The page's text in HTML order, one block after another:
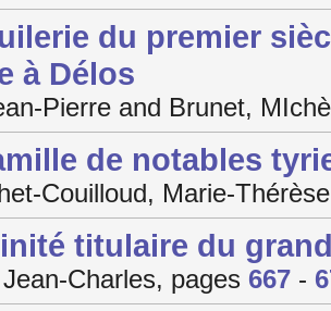
du premier
à Délos
Pierre and Brunet,
de notables
Couilloud, Marie-
titulaire du
Charles, pages 667 -